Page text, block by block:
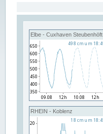
Elbe - Cuxhaven Steubenhöft
RHEIN - Koblenz